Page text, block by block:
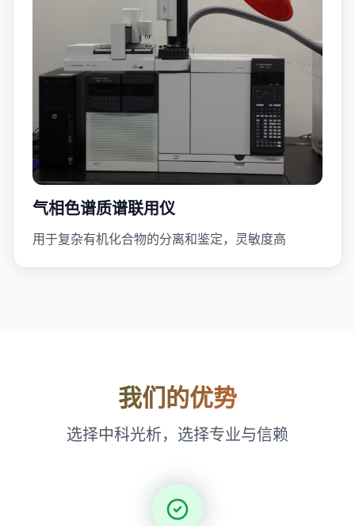
气相色谱质谱联用仪
用于复杂有机化合物的分离和鉴定，灵敏度高
我们的优势
选择中科光析，选择专业与信赖